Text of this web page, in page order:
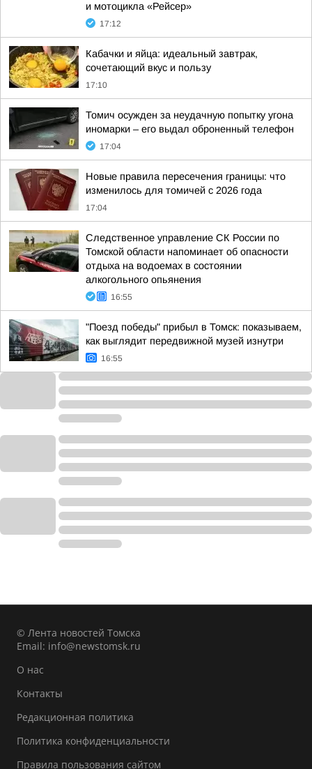
и мотоцикла «Рейсер»
17:12
Кабачки и яйца: идеальный завтрак,
сочетающий вкус и пользу
17:10
Томич осужден за неудачную попытку угона
иномарки – его выдал оброненный телефон
17:04
Новые правила пересечения границы: что
изменилось для томичей с 2026 года
17:04
Следственное управление СК России по
Томской области напоминает об опасности
отдыха на водоемах в состоянии
алкогольного опьянения
16:55
"Поезд победы" прибыл в Томск: показываем,
как выглядит передвижной музей изнутри
16:55
© Лента новостей Томска
Email: info@newstomsk.ru
О нас
Контакты
Редакционная политика
Политика конфиденциальности
Правила пользования сайтом